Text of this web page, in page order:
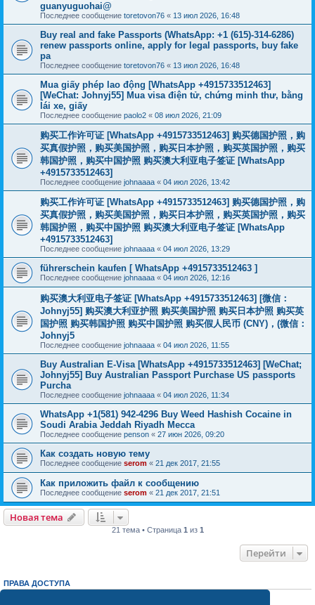
guanyuguohai@
Последнее сообщение toretovon76 « 13 июл 2026, 16:48
Buy real and fake Passports (WhatsApp: +1 (615)-314-6286)
renew passports online, apply for legal passports, buy fake
pa
Последнее сообщение toretovon76 « 13 июл 2026, 16:48
Mua giấy phép lao động [WhatsApp +4915733512463]
[WeChat: Johnyj55] Mua visa điện tử, chứng minh thư, bằng
lái xe, giấy
Последнее сообщение paolo2 « 08 июл 2026, 21:09
购买工作许可证 [WhatsApp +4915733512463] 购买德国护照，购
买真假护照，购买美国护照，购买日本护照，购买英国护照，购买
韩国护照，购买中国护照 购买澳大利亚电子签证 [WhatsApp
+4915733512463]
Последнее сообщение johnaaaa « 04 июл 2026, 13:42
购买工作许可证 [WhatsApp +4915733512463] 购买德国护照，购
买真假护照，购买美国护照，购买日本护照，购买英国护照，购买
韩国护照，购买中国护照 购买澳大利亚电子签证 [WhatsApp
+4915733512463]
Последнее сообщение johnaaaa « 04 июл 2026, 13:29
führerschein kaufen [ WhatsApp +4915733512463 ]
Последнее сообщение johnaaaa « 04 июл 2026, 12:16
购买澳大利亚电子签证 [WhatsApp +4915733512463] [微信：
Johnyj55] 购买澳大利亚护照 购买美国护照 购买日本护照 购买英
国护照 购买韩国护照 购买中国护照 购买假人民币 (CNY)，(微信：
Johnyj5
Последнее сообщение johnaaaa « 04 июл 2026, 11:55
Buy Australian E-Visa [WhatsApp +4915733512463] [WeChat;
Johnyj55] Buy Australian Passport Purchase US passports
Purcha
Последнее сообщение johnaaaa « 04 июл 2026, 11:34
WhatsApp +1(581) 942-4296 Buy Weed Hashish Cocaine in
Soudi Arabia Jeddah Riyadh Mecca
Последнее сообщение penson « 27 июн 2026, 09:20
Как создать новую тему
Последнее сообщение serom « 21 дек 2017, 21:55
Как приложить файл к сообщению
Последнее сообщение serom « 21 дек 2017, 21:51
Новая тема
21 тема • Страница 1 из 1
Перейти
ПРАВА ДОСТУПА